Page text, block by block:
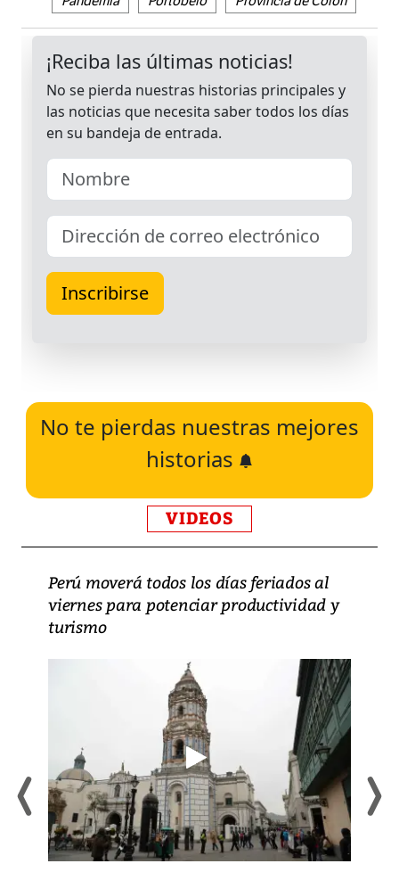
No te pierdas nuestras mejores
historias
VIDEOS
Perú moverá todos los días feriados al
viernes para potenciar productividad y
turismo